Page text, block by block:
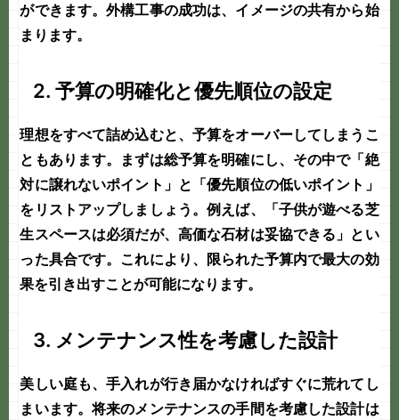
ができます。外構工事の成功は、イメージの共有から始
まります。
2. 予算の明確化と優先順位の設定
理想をすべて詰め込むと、予算をオーバーしてしまうこ
ともあります。まずは総予算を明確にし、その中で「絶
対に譲れないポイント」と「優先順位の低いポイント」
をリストアップしましょう。例えば、
「子供が遊べる芝
生スペースは必須だが、高価な石材は妥協できる」 とい
った具合です。これにより、限られた予算内で最大の効
果を引き出すことが可能になります。
3. メンテナンス性を考慮した設計
美しい庭も、手入れが行き届かなければすぐに荒れてし
まいます。将来のメンテナンスの手間を考慮した設計は